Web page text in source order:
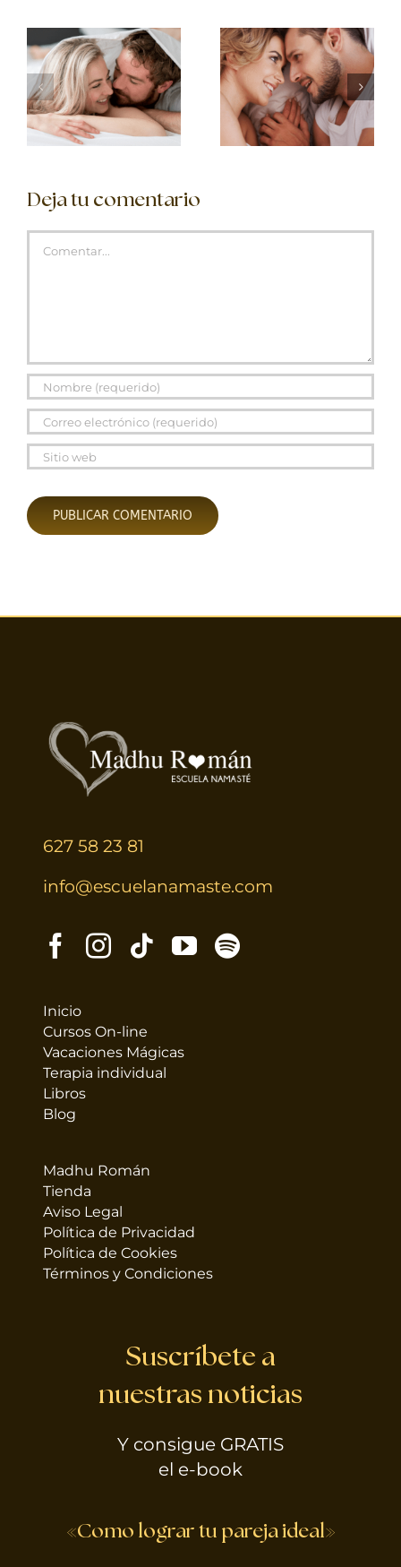
Deja tu comentario
627 58 23 81
info@escuelanamaste.com
Inicio
Cursos On-line
Vacaciones Mágicas
Terapia individual
Libros
Blog
Madhu Román
Tienda
Aviso Legal
Política de Privacidad
Política de Cookies
Términos y Condiciones
Suscríbete a
nuestras noticias
Y consigue GRATIS
el e-book
«Como lograr tu pareja ideal»